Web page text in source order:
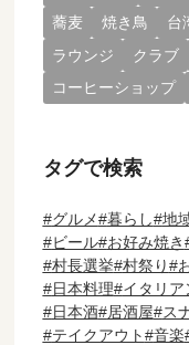
蕎麦
焼き鳥 台
ラウンジ
クラブ
コーヒーショップ
タグで検索
グルメ 暮らし 地
ビール お好み焼き
村長選挙 村祭り
日本料理 イタリア
日本酒 居酒屋 ス
テイクアウト
音楽